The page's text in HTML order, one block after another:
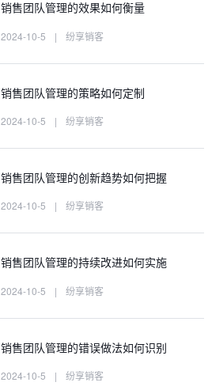
销售团队管理的效果如何衡量
2024-10-5 | 纷享销客
销售团队管理的策略如何定制
2024-10-5 | 纷享销客
销售团队管理的创新趋势如何把握
2024-10-5 | 纷享销客
销售团队管理的持续改进如何实施
2024-10-5 | 纷享销客
销售团队管理的错误做法如何识别
2024-10-5 | 纷享销客